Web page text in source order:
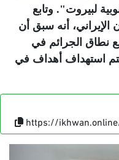
لبيروت". وتابع
الإيراني، أنه سبق أن
نطاق الجرائم في
استهداف أهداف في
https://